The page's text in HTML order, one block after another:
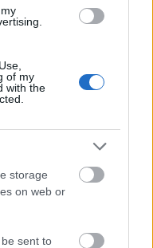
of my
with the
storage
on web or
sent to
a fesztiválozók, arról
főszervezője mesél.
tovább